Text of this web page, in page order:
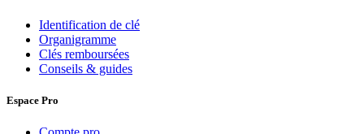
Identification de clé
Organigramme
Clés remboursées
Conseils & guides
Espace Pro